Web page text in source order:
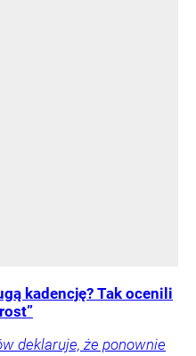
kadencję? Tak ocenili
deklaruje, że ponownie